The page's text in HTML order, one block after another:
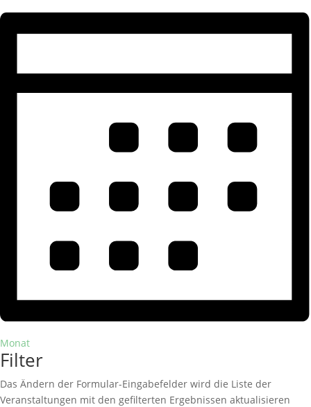
Monat
Filter
Das Ändern der Formular-Eingabefelder wird die Liste der
Veranstaltungen mit den gefilterten Ergebnissen aktualisieren